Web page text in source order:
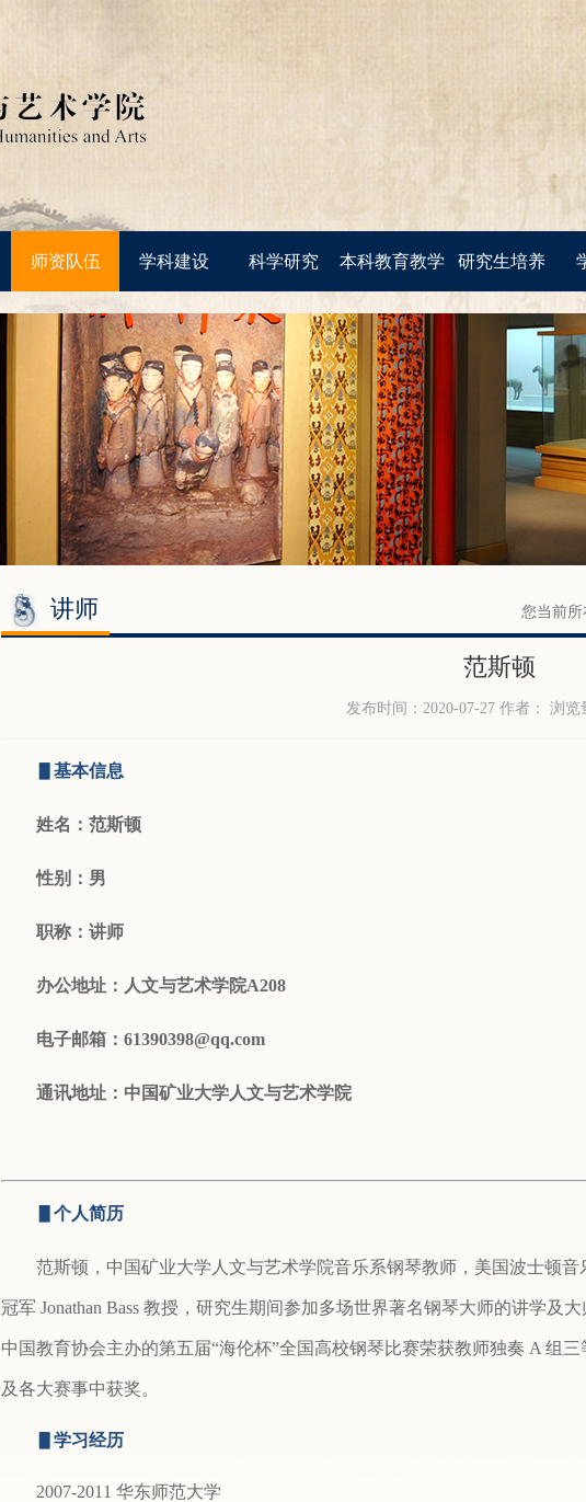
师资队伍 学科建设 科学研究 本科教育教学 研究生培养
您当前
讲师
范斯顿
发布时间：2020-07-27 作者： 浏览
▋基本信息
姓名： 范斯顿
性别： 男
职称： 讲师
办公地址：人文与艺术学院A208
电子邮箱： 61390398@qq.com
通讯地址： 中国矿业大学人文与艺术学院
个人简历
范斯顿，中国矿业大学人文与艺术学院⾳乐系钢琴教师，美国波⼠顿
冠军 Jonathan Bass 教授，研究⽣期间参加多场世界著名钢琴⼤师的讲学及
中国教育协会主办的第五届“海伦杯”全国⾼校钢琴⽐赛荣获教师独奏 A 组
及各⼤赛事中获奖。
学习经历
2007-2011 华东师范大学